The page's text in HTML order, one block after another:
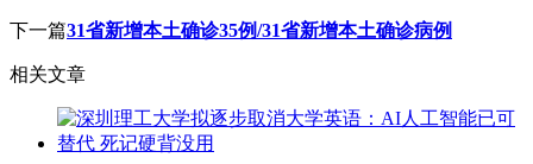
下一篇31省新增本土确诊35例/31省新增本土确诊病例
相关文章